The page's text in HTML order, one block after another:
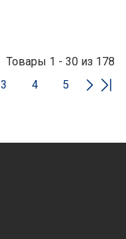
Товары 1 - 30 из 178
3 4 5